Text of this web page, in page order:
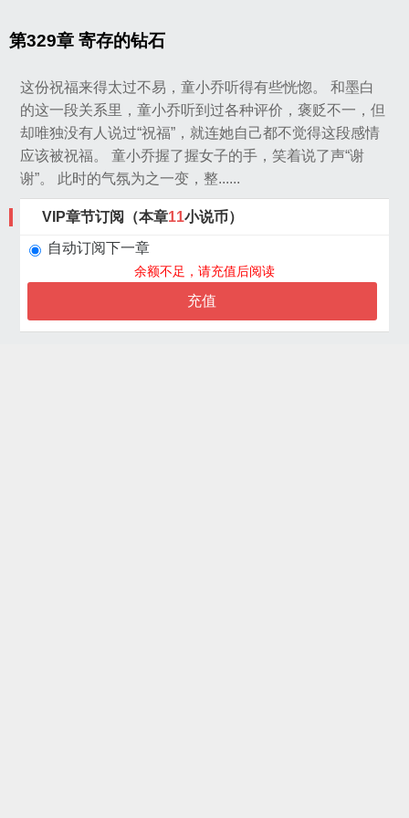
第329章 寄存的钻石
这份祝福来得太过不易，童小乔听得有些恍惚。 和墨白
的这一段关系里，童小乔听到过各种评价，褒贬不一，但
却唯独没有人说过“祝福”，就连她自己都不觉得这段感情
应该被祝福。 童小乔握了握女子的手，笑着说了声“谢
谢”。 此时的气氛为之一变，整......
VIP章节订阅（本章11小说币）
自动订阅下一章
余额不足，请充值后阅读
充值